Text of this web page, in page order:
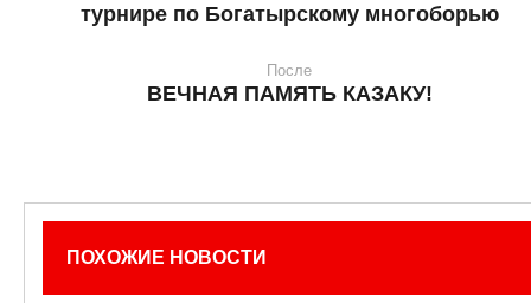
турнире по Богатырскому многоборью
После
ВЕЧНАЯ ПАМЯТЬ КАЗАКУ!
ПОХОЖИЕ НОВОСТИ